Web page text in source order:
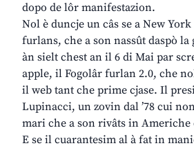
dopo de lôr manifestazion.
Nol è duncje un câs se a New
furlans, che a son nassût daspò la
àn sielt chest an il 6 di Mai par
apple, il Fogolâr furlan 2.0, che
il web tant che prime cjase. Il
Lupinacci, un zovin dal ’78 cui
mari che a son rivâts in Americhe
E se il cuarantesim al à fat in